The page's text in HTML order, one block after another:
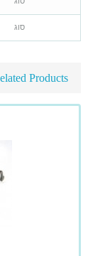
סוג
Products